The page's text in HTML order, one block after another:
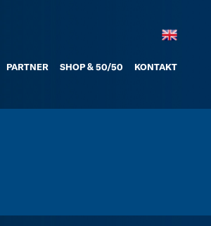
PARTNER SHOP & 50/50 KONTAKT